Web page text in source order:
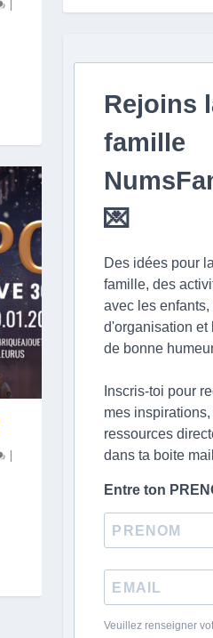
|
|
Rejoins
famille
💌
Des idées pour
famille, des
avec les enfants,
d'organisation et
de bonne
Inscris-toi pour
mes
ressources
dans ta boite
Entre ton
Veuillez renseigner